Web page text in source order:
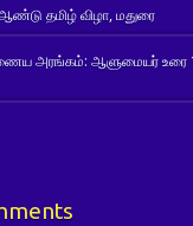
தமிழ் விழா, மதுரை
அரங்கம்: ஆளுமையர் உரை